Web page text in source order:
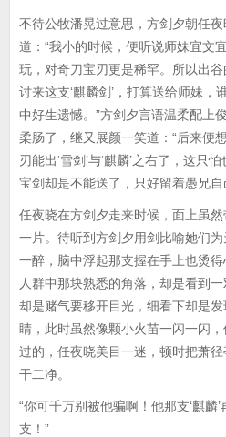
不待公牧潘晃过意思，方剑夕朝任
道：“我小的时候，便听说师妹宜文
玩，对奇刀宝刃更是稀罕。所以出
讨来这支‘麒麟剑’，打算送给师妹，
中好生遗憾。”方剑夕言语温柔配上
柔肠了，继又展颜一笑道：“后来便
刃能出‘雪剑’与‘麒麟’之右了，这只
宝剑却是不能送了，只好留着愚兄自
任夜晓在方剑夕走来时候，面上虽
一片。待听到方剑夕用剑比喻她们
一醉，脑中浮起那支握在手上也烫
人群中那块熟悉的角落，却是看到
却是赌气要移开目光，细看下却是
睛，此时虽然像颗小火苗一闪一闪
过的，任夜晓美目一迷，顿时把萧
干二净。
“你可千万别被他骗啊！他那支‘麒麟
支！”